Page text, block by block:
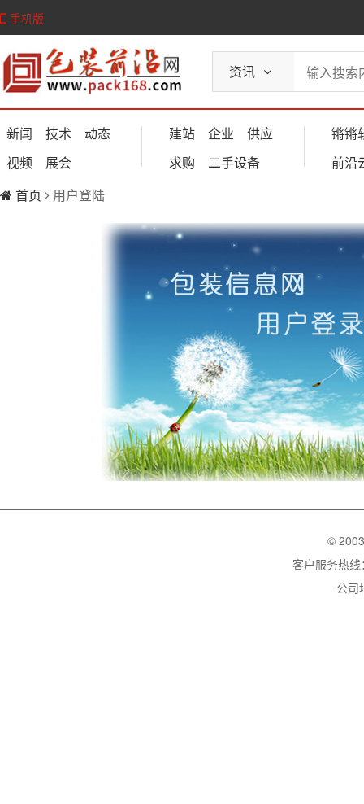
手机版
资讯
新闻 技术
动态
视频
展会
建站 企业
供应
求购
二手设备
锵锵
前沿
首页
用户登陆
©
客户服务热
公司